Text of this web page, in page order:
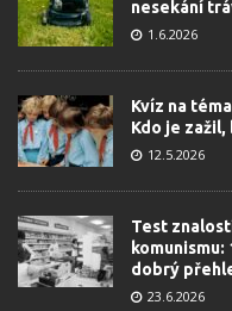
nesekání
1.6.2026
Kvíz na
Kdo je
12.5.2026
Test
dobrý
23.6.2026